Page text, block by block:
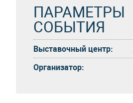
ПАРАМЕТРЫ
СОБЫТИЯ
Выставочный центр:
Организатор: